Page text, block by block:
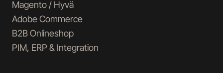
Magento / Hyvä
Adobe Commerce
B2B Onlineshop
PIM, ERP & Integration